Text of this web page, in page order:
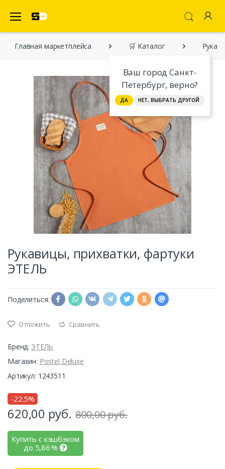
Ваш город Санкт-
Петербург, верно?
ДА НЕТ, ВЫБРАТЬ ДРУГОЙ
Главная марĸетплейса 🛒 Каталог
Рукавицы, прихватки, фартуки
ЭТЕЛЬ
Поделиться:
Отложить Сравнить
Бренд: ЭТЕЛЬ
Магазин: Postel Deluxe
Артикул: 1243511
-22.5%
620,00 руб. 800,00 руб.
Купить с кэшбэком
до 5,86%